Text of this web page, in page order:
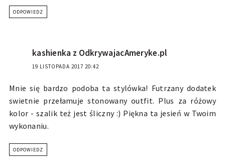
ODPOWIEDZ
kashienka z OdkrywajacAmeryke.pl
19 LISTOPADA 2017 20:42
Mnie się bardzo podoba ta stylówka! Futrzany dodatek
swietnie przełamuje stonowany outfit. Plus za różowy
kolor - szalik też jest śliczny :) Piękna ta jesień w Twoim
wykonaniu.
ODPOWIEDZ